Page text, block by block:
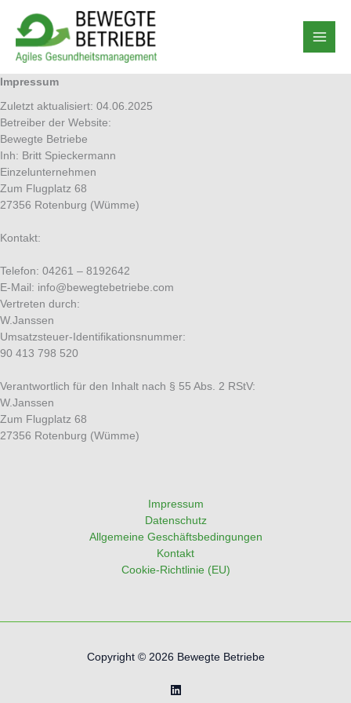
Inhalt
springen
Impressum
Zuletzt aktualisiert: 04.06.2025
Betreiber der Website:
Bewegte Betriebe
Inh: Britt Spieckermann
Einzelunternehmen
Zum Flugplatz 68
27356 Rotenburg (Wümme)
Kontakt:
Telefon: 04261 – 8192642
E-Mail: info@bewegtebetriebe.com
Vertreten durch:
W.Janssen
Umsatzsteuer-Identifikationsnummer:
90 413 798 520
Verantwortlich für den Inhalt nach § 55 Abs. 2 RStV:
W.Janssen
Zum Flugplatz 68
27356 Rotenburg (Wümme)
Impressum
Datenschutz
Allgemeine Geschäftsbedingungen
Kontakt
Cookie-Richtlinie (EU)
Copyright © 2026 Bewegte Betriebe